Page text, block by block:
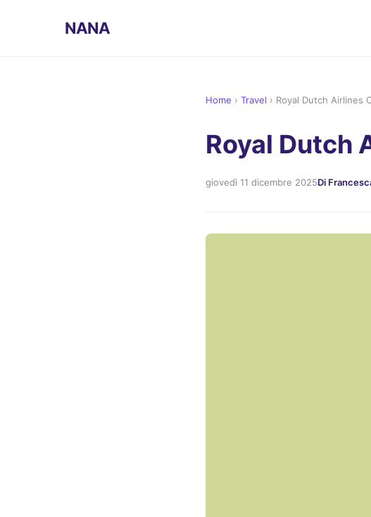
NANA
Home › Travel › Royal Dutch Airlines
Royal Dutch
giovedì 11 dicembre 2025Di